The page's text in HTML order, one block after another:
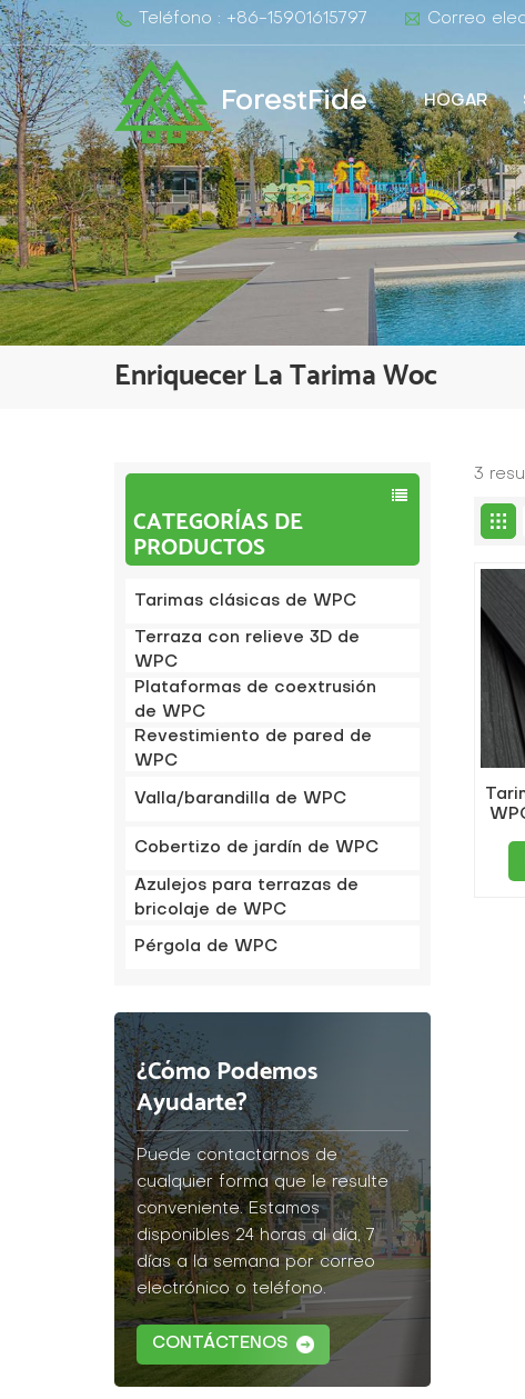
Teléfono : +86-15901615797 Correo
ForestFide HOGAR
Enriquecer La Tarima Woc
CATEGORÍAS DE
PRODUCTOS
Tarimas clásicas de WPC
Terraza con relieve 3D de
WPC
Plataformas de coextrusión
de WPC
Revestimiento de pared de
WPC
Valla/barandilla de WPC
Cobertizo de jardín de WPC
Azulejos para terrazas de
bricolaje de WPC
Pérgola de WPC
¿Cómo Podemos
Ayudarte?
Puede contactarnos de
cualquier forma que le resulte
conveniente. Estamos
disponibles 24 horas al día, 7
días a la semana por correo
electrónico o teléfono.
CONTÁCTENOS
3